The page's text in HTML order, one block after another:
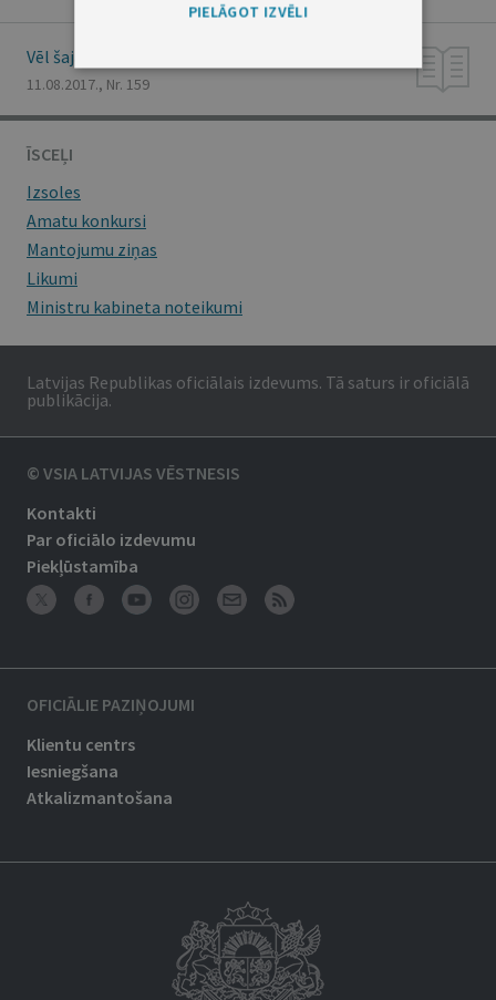
Vēl šajā numurā
11.08.2017., Nr. 159
ĪSCEĻI
Izsoles
Amatu konkursi
Mantojumu ziņas
Likumi
Ministru kabineta noteikumi
Latvijas Republikas oficiālais izdevums. Tā saturs ir oficiālā
publikācija.
© VSIA LATVIJAS VĒSTNESIS
Kontakti
Par oficiālo izdevumu
Piekļūstamība
OFICIĀLIE PAZIŅOJUMI
Klientu centrs
Iesniegšana
Atkalizmantošana
PIELĀGOT IZVĒLI